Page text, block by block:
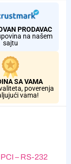
PRODAVAC
na našem
sajtu
SA VAMA
poverenja
vama!
– RS-232